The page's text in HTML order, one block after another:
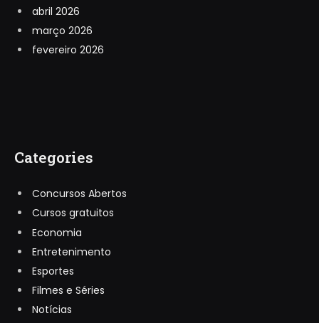
abril 2026
março 2026
fevereiro 2026
Categories
Concursos Abertos
Cursos gratuitos
Economia
Entretenimento
Esportes
Filmes e Séries
Notícias